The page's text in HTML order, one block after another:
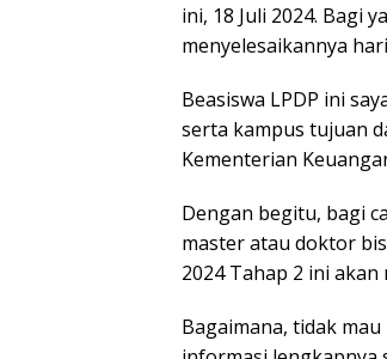
ini, 18 Juli 2024. Bagi
menyelesaikannya
Beasiswa LPDP ini
serta kampus tujuan
Kementerian
Dengan begitu, bagi
master atau doktor
2024 Tahap 2 ini
Bagaimana, tidak